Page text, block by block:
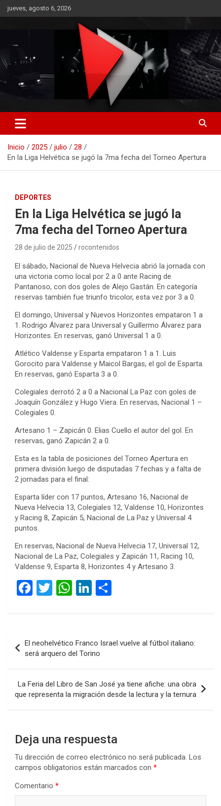
Saltar
al
jueves, agosto 6, 2026
RO CONTENIDOS
Inicio 2025 julio
28
En la Liga Helvética se jugó la 7ma fecha del Torneo Apertura
DEPORTES
En la Liga Helvética se jugó la
7ma fecha del Torneo Apertura
28 de julio de 2025 rocontenidos
El sábado, Nacional de Nueva Helvecia abrió la jornada con
una victoria como local por 2 a 0 ante Racing de
Pantanoso, con dos goles de Alejo Gastán. En categoría
reservas también fue triunfo tricolor, esta vez por 3 a 0.
El domingo, Universal y Nuevos Horizontes empataron 1 a
1. Rodrigo Álvarez para Universal y Guillermo Álvarez para
Horizontes. En reservas, ganó Universal 1 a 0.
Atlético Valdense y Esparta empataron 1 a 1. Luis
Gorocito para Valdense y Maicol Bargas, el gol de Esparta.
En reservas, ganó Esparta 3 a 0.
Colegiales derrotó 2 a 0 a Nacional La Paz con goles de
Joaquín González y Hugo Viera. En reservas, Nacional 1 –
Colegiales 0.
Artesano 1 – Zapicán 0. Elias Cuello el autor del gol. En
reservas, ganó Zapicán 2 a 0.
Esta es la tabla de posiciones del Torneo Apertura en
primera división luego de disputadas 7 fechas y a falta de
2 jornadas para el final:
Esparta líder con 17 puntos, Artesano 16, Nacional de
Nueva Helvecia 13, Colegiales 12, Valdense 10, Horizontes
y Racing 8, Zapicán 5, Nacional de La Paz y Universal 4
puntos.
En reservas, Nacional de Nueva Helvecia 17, Universal 12,
Nacional de La Paz, Colegiales y Zapicán 11, Racing 10,
Valdense 9, Esparta 8, Horizontes 4 y Artesano 3.
F
ce
o
o
k
T
tt
W
at
A
p
p
Li
ke
n
m
ar
tir
de
entradas
El neohelvético Franco Israel vuelve al fútbol italiano:
será arquero del Torino
La Feria del Libro de San José ya tiene afiche: una obra
que representa la migración desde la lectura y la ternura
Deja una respuesta
Tu dirección de correo electrónico no será publicada. Los
campos obligatorios están marcados con *
Comentario *